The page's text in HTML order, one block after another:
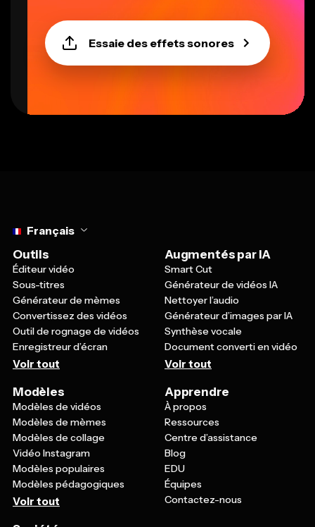
Essaie des effets sonores
Français
Outils
Éditeur vidéo
Sous-titres
Générateur de mèmes
Convertissez des vidéos
Outil de rognage de vidéos
Enregistreur d’écran
Voir tout
Augmentés par IA
Smart Cut
Générateur de vidéos IA
Nettoyer l’audio
Générateur d’images par IA
Synthèse vocale
Document converti en vidéo
Voir tout
Modèles
Modèles de vidéos
Modèles de mèmes
Modèles de collage
Vidéo Instagram
Modèles populaires
Modèles pédagogiques
Voir tout
Apprendre
À propos
Ressources
Centre d’assistance
Blog
EDU
Équipes
Contactez-nous